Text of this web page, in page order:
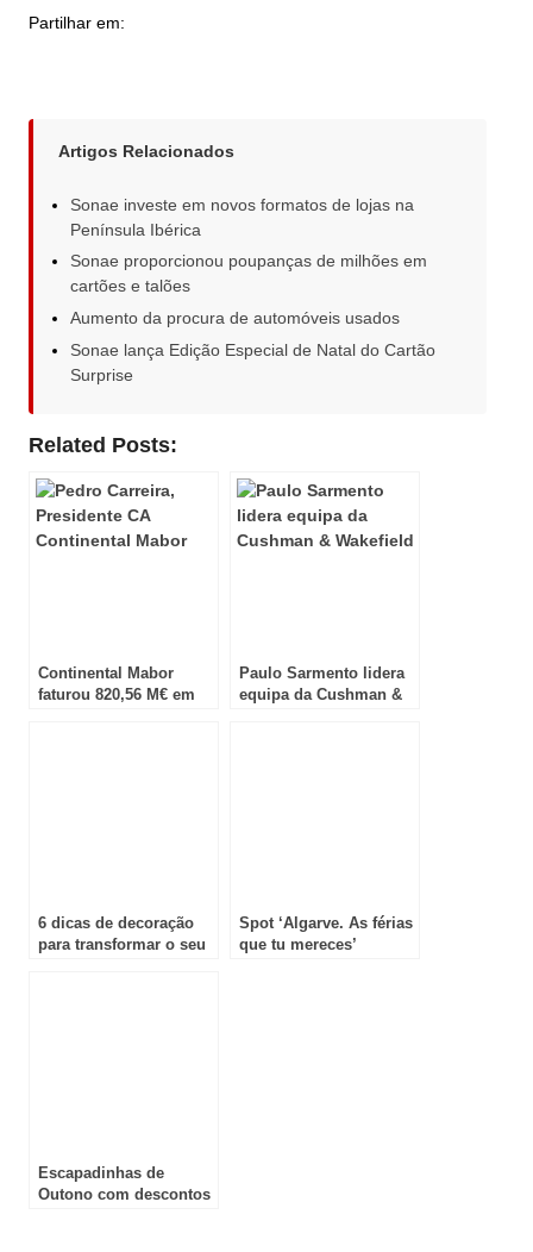
Partilhar em:
Artigos Relacionados
Sonae investe em novos formatos de lojas na
Península Ibérica
Sonae proporcionou poupanças de milhões em
cartões e talões
Aumento da procura de automóveis usados
Sonae lança Edição Especial de Natal do Cartão
Surprise
Related Posts:
Continental Mabor
faturou 820,56 M€ em
Paulo Sarmento lidera
equipa da Cushman &
6 dicas de decoração
para transformar o seu
Spot ‘Algarve. As férias
que tu mereces’
Escapadinhas de
Outono com descontos